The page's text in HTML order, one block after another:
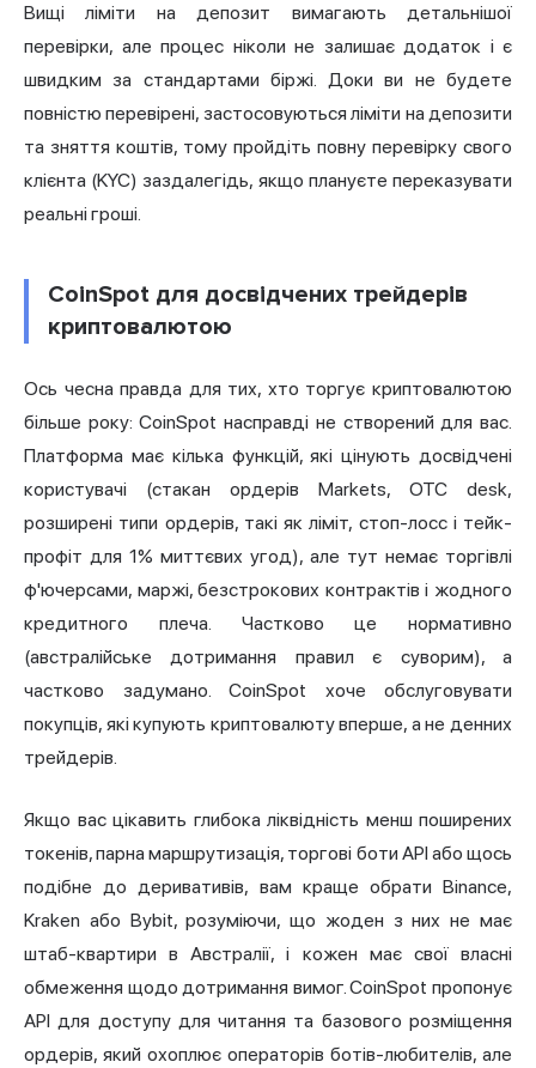
Вищі ліміти на депозит вимагають детальнішої
перевірки, але процес ніколи не залишає додаток і є
швидким за стандартами біржі. Доки ви не будете
повністю перевірені, застосовуються ліміти на депозити
та зняття коштів, тому пройдіть повну перевірку свого
клієнта (KYC) заздалегідь, якщо плануєте переказувати
реальні гроші.
CoinSpot для досвідчених трейдерів
криптовалютою
Ось чесна правда для тих, хто торгує криптовалютою
більше року: CoinSpot насправді не створений для вас.
Платформа має кілька функцій, які цінують досвідчені
користувачі (стакан ордерів Markets, OTC desk,
розширені типи ордерів, такі як ліміт, стоп-лосс і тейк-
профіт для 1% миттєвих угод), але тут немає торгівлі
ф'ючерсами, маржі, безстрокових контрактів і жодного
кредитного плеча. Частково це нормативно
(австралійське дотримання правил є суворим), а
частково задумано. CoinSpot хоче обслуговувати
покупців, які купують криптовалюту вперше, а не денних
трейдерів.
Якщо вас цікавить глибока ліквідність менш поширених
токенів, парна маршрутизація, торгові боти API або щось
подібне до деривативів, вам краще обрати Binance,
Kraken або Bybit, розуміючи, що жоден з них не має
штаб-квартири в Австралії, і кожен має свої власні
обмеження щодо дотримання вимог. CoinSpot пропонує
API для доступу для читання та базового розміщення
ордерів, який охоплює операторів ботів-любителів, але